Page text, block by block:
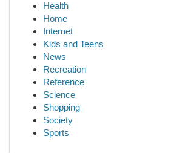
Health
Home
Internet
Kids and Teens
News
Recreation
Reference
Science
Shopping
Society
Sports